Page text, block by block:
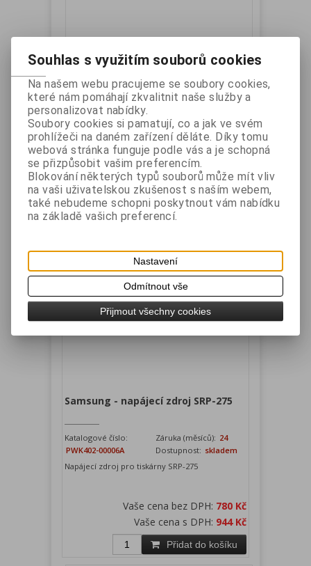
Samsung - napájecí zdroj SRP-770,
SRP-770II
Katalogové číslo:
PWK404-00005A
Záruka (měsíců):
Dostupnost: skladem
Napájecí zdroj pro tiskárny SRP-770, SRP-770II
Vaše cena bez DPH:
Přidat do košíku
Samsung - napájecí zdroj SRP-275
Katalogové číslo:
PWK402-00006A
Záruka (měsíců): 24
Dostupnost: skladem
Napájecí zdroj pro tiskárny SRP-275
Vaše cena bez DPH: 780 Kč
Vaše cena s DPH: 944 Kč
Přidat do košíku
Souhlas s využitím souborů cookies
Na našem webu pracujeme se soubory cookies,
které nám pomáhají zkvalitnit naše služby a
personalizovat nabídky.
Soubory cookies si pamatují, co a jak ve svém
prohlížeči na daném zařízení děláte. Díky tomu
webová stránka funguje podle vás a je schopná
se přizpůsobit vašim preferencím.
Blokování některých typů souborů může mít vliv
na vaši uživatelskou zkušenost s naším webem,
také nebudeme schopni poskytnout vám nabídku
na základě vašich preferencí.
Nastavení
Odmítnout vše
Přijmout všechny cookies